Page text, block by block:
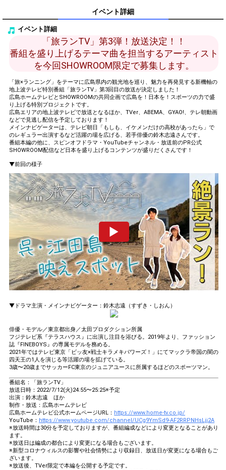
performer(s), the performer's
popularity ranking and your
ranking go up.
To cheer on performers, you can
send them gifts.
To send performers paid items,
you must use Show Gold.
Close
イベント詳細
イベント詳細
「旅ランTV」第3弾！放送決定！！
番組を盛り上げるテーマ曲を担当するアーティスト
を今回SHOWROOM限定で募集します。
「旅×ランニング」をテーマに広島県内の観光地を巡り、魅力を再発見する新機軸の
地上波テレビ特別番組「旅ランTV」第3回目の放送が決定しました！
広島ホームテレビとSHOWROOMの共同企画で広島を！日本を！スポーツの力で盛
り上げる特別プロジェクトです。
広島エリアの地上波テレビで放送となるほか、TVer、ABEMA、GYAO!、テレ朝動画
などで見逃し配信を予定しております！
メインナビゲーターは、テレビ朝日「もしも、イケメンだけの高校があったら」で
のレギュラー出演するなど活躍の場を広げる、若手俳優の鈴木志遠さんです。
番組本編の他に、スピンオフドラマ・YouTubeチャンネル・放送前のPR公式
SHOWROOM配信など日本を盛り上げるコンテンツが盛りだくさんです！
▼前回の様子
▼ドラマ主演・メインナビゲーター：鈴木志遠（すずき・しおん）
俳優・モデル／東京都出身／太田プロダクション所属
フジテレビ系『テラスハウス』に出演し注目を浴びる。2019年より、ファッション
誌『FINEBOYS』の専属モデルを務める。
2021年ではテレビ東京「ビッ友×戦士キラメキパワーズ！」にてマックラ帝国の闇の
四天王の1人を演じる等活躍の場を拡げている。
3歳〜20歳までサッカーFC東京のジュニアユースに所属するほどのスポーツマン。
番組名：「旅ランTV」
放送日時：2022/7/12(火)24:55〜25:25※予定
出演：鈴木志遠 ほか
制作・放送：広島ホームテレビ
広島ホームテレビ公式ホームページURL： https://www.home-tv.co.jp/
YouTube： https://www.youtube.com/channel/UCg9YmSd9-AF2RRPNHsLjj2A
※放送時間は30分を予定しておりますが、番組編成などにより変更となることがあり
ます。
※放送日は編成の都合により変更になる場合もございます。
※新型コロナウィルスの影響や社会情勢により収録日、放送日が変更になる場合もご
ざいます。
※放送後、TVer限定で本編を公開する予定です。